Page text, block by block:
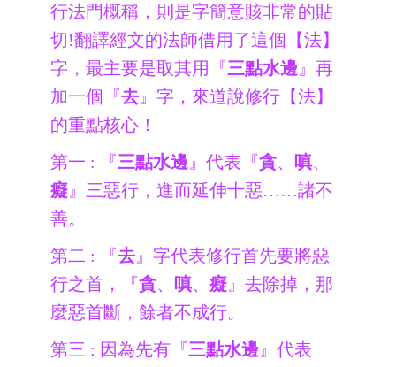
行法門概稱，則是字簡意賅非常的貼
切!翻譯經文的法師借用了這個【法】
字，最主要是取其用『三點水邊 』再
加一個『去』字，來道說修行【法】
的重點核心！
第一 : 『三點水邊 』代表『貪、 嗔、
癡』三惡行，進而延伸十惡……諸不
善。
第二 : 『去』字代表修行首先要將惡
行之首，『貪、 嗔、 癡』去除掉，那
麼惡首斷，餘者不成行。
第三 : 因為先有『三點水邊 』代表